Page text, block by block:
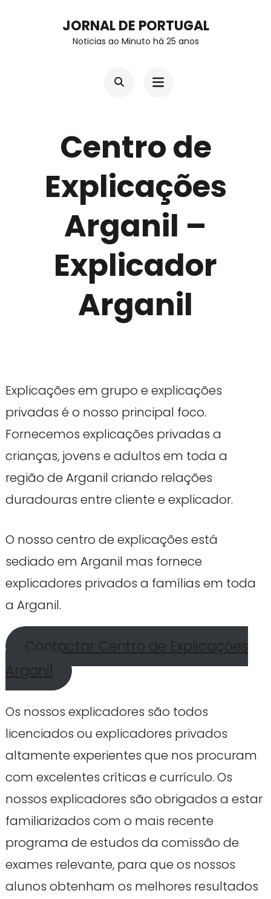
JORNAL DE PORTUGAL
Noticias ao Minuto há 25 anos
Centro de
Explicações
Arganil –
Explicador
Arganil
Explicações em grupo e explicações
privadas é o nosso principal foco.
Fornecemos explicações privadas a
crianças, jovens e adultos em toda a
região de Arganil criando relações
duradouras entre cliente e explicador.
O nosso centro de explicações está
sediado em Arganil mas fornece
explicadores privados a famílias em toda
a Arganil.
Contactar Centro de Explicações
Arganil
Os nossos explicadores são todos
licenciados ou explicadores privados
altamente experientes que nos procuram
com excelentes críticas e currículo. Os
nossos explicadores são obrigados a estar
familiarizados com o mais recente
programa de estudos da comissão de
exames relevante, para que os nossos
alunos obtenham os melhores resultados